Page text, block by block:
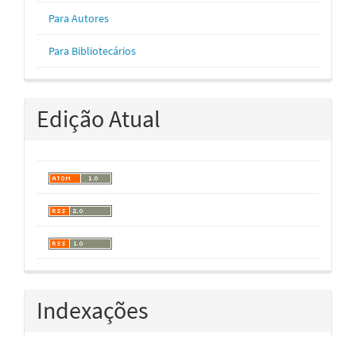
Para Autores
Para Bibliotecários
Edição Atual
Indexações